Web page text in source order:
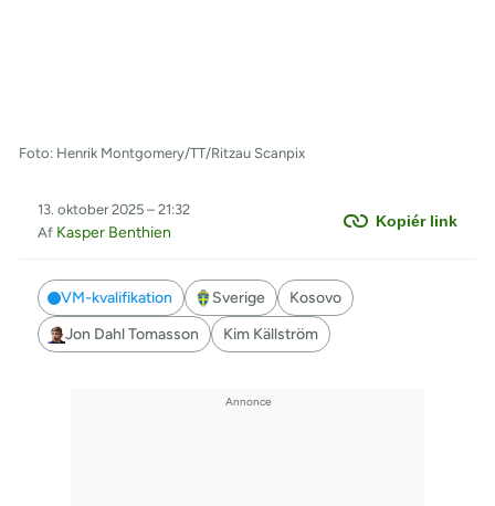
Foto: Henrik Montgomery/TT/Ritzau Scanpix
Kopiér link
13. oktober 2025 – 21:32
Af Kasper Benthien
VM-kvalifikation Sverige
Kosovo
Jon Dahl Tomasson
Kim Källström